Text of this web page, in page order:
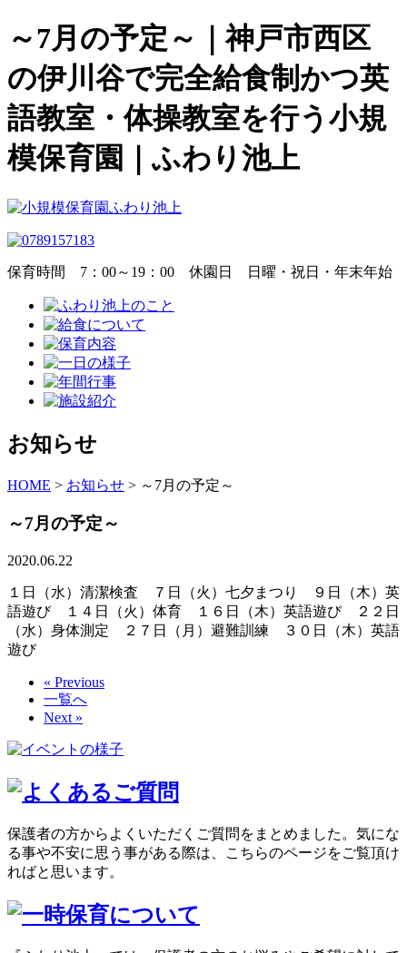
～7月の予定～｜神戸市西区
の伊川谷で完全給食制かつ英
語教室・体操教室を行う小規
模保育園｜ふわり池上
保育時間 7：00～19：00 休園日 日曜・祝日・年末年始
お知らせ
HOME > お知らせ > ～7月の予定～
～7月の予定～
2020.06.22
１日（水）清潔検査 ７日（火）七夕まつり ９日（木）英
語遊び １４日（火）体育 １６日（木）英語遊び ２２日
（水）身体測定 ２７日（月）避難訓練 ３０日（木）英語
遊び
« Previous
一覧へ
Next »
保護者の方からよくいただくご質問をまとめました。気にな
る事や不安に思う事がある際は、こちらのページをご覧頂け
ればと思います。